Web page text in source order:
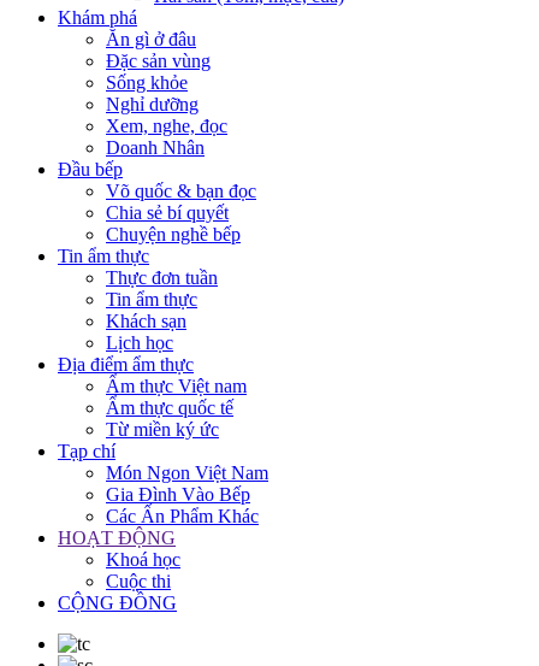
Khám phá
Ăn gì ở đâu
Đặc sản vùng
Sống khỏe
Nghỉ dưỡng
Xem, nghe, đọc
Doanh Nhân
Đầu bếp
Võ quốc & bạn đọc
Chia sẻ bí quyết
Chuyện nghề bếp
Tin ẩm thực
Thực đơn tuần
Tin ẩm thực
Khách sạn
Lịch học
Địa điểm ẩm thực
Ẩm thực Việt nam
Ẩm thực quốc tế
Từ miền ký ức
Tạp chí
Món Ngon Việt Nam
Gia Đình Vào Bếp
Các Ấn Phẩm Khác
HOẠT ĐỘNG
Khoá học
Cuộc thi
CỘNG ĐỒNG